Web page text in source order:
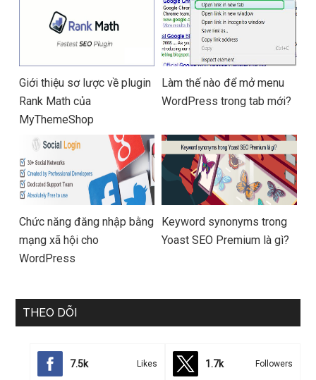
Giới thiệu sơ lược về plugin
Rank Math của
MyThemeShop
Làm thế nào để mở menu
WordPress trong tab mới?
Chức năng đăng nhập bằng
mạng xã hội cho
WordPress
Keyword synonyms trong
Yoast SEO Premium là gì?
THEO DÕI
7.5k Likes 1.7k Followers